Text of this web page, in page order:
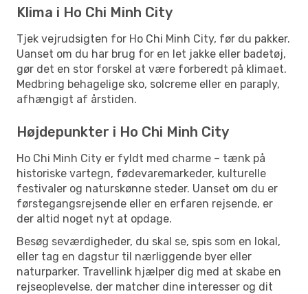
Klima i Ho Chi Minh City
Tjek vejrudsigten for Ho Chi Minh City, før du pakker.
Uanset om du har brug for en let jakke eller badetøj,
gør det en stor forskel at være forberedt på klimaet.
Medbring behagelige sko, solcreme eller en paraply,
afhængigt af årstiden.
Højdepunkter i Ho Chi Minh City
Ho Chi Minh City er fyldt med charme – tænk på
historiske vartegn, fødevaremarkeder, kulturelle
festivaler og naturskønne steder. Uanset om du er
førstegangsrejsende eller en erfaren rejsende, er
der altid noget nyt at opdage.
Besøg seværdigheder, du skal se, spis som en lokal,
eller tag en dagstur til nærliggende byer eller
naturparker. Travellink hjælper dig med at skabe en
rejseoplevelse, der matcher dine interesser og dit